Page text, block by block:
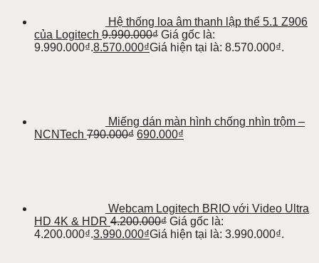
Hệ thống loa âm thanh lập thể 5.1 Z906
của Logitech 9.990.000₫ Giá gốc là:
9.990.000₫.8.570.000₫Giá hiện tại là: 8.570.000₫.
Miếng dán màn hình chống nhìn trộm –
NCNTech 790.000₫ 690.000₫
Webcam Logitech BRIO với Video Ultra
HD 4K & HDR 4.200.000₫ Giá gốc là:
4.200.000₫.3.990.000₫Giá hiện tại là: 3.990.000₫.